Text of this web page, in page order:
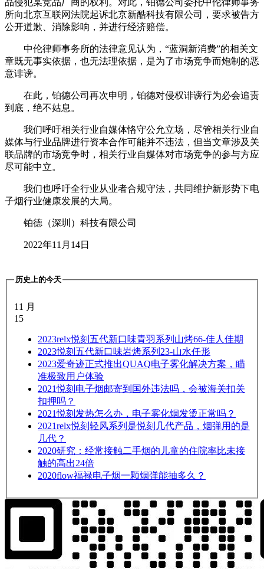
品侵犯某竞品厂商的权利。对此，铂德公司委托中伦律师事务
所向北京互联网法院起诉北京新酷科技有限公司，要求被告方
公开道歉、消除影响，并进行经济赔偿。
中伦律师事务所的法律意见认为，“蓝洞新消费”的相关文
章既无事实依据，也无法理依据，是为了市场竞争而炮制的恶
意诽谤。
在此，铂德公司再次申明，铂德对侵权诽谤行为必会追责
到底，绝不姑息。
我们呼吁相关行业自媒体恪守公允立场，尽管相关行业自
媒体与行业品牌进行资本合作可能并不违法，但当文章涉及关
联品牌的市场竞争时，相关行业自媒体对市场竞争的参与方应
尽可能中立。
我们也呼吁全行业从业者合规守法，共同维护新形势下电
子烟行业健康发展的大局。
铂德（深圳）科技有限公司
2022年11月14日
历史上的今天
11 月
15
2023relx悦刻五代新口味青羽系列山烤66-佳人佳期
2023悦刻五代新口味岩烤系列23-山水任形
2023爱奇迹正式推出QUAQ电子雾化解决方案，瞄
准极致用户体验
2021悦刻电子烟邮寄到国外违法吗，会被海关扣关
扣押吗？
2021悦刻发热怎么办，电子雾化烟发烫正常吗？
2021relx悦刻轻风系列是悦刻几代产品，烟弹用的是
几代？
2020研究：经常接触二手烟的儿童的住院率比未接
触的高出24倍
2020flow福禄电子烟一颗烟弹能抽多久？